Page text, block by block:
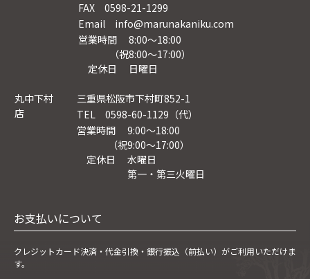
FAX 0598-21-1299
Email info@marunakaniku.com
営業時間 8:00～18:00
（祝8:00〜17:00）
定休日 日曜日
丸中下村
店
三重県松阪市下村町852-1
TEL 0598-60-1129（代）
営業時間 9:00～18:00
（祝9:00〜17:00）
定休日 水曜日
第一・第三火曜日
お支払いについて
クレジットカード決済・ 代金引換・銀行振込（前払い）がご利用いただけま
す。